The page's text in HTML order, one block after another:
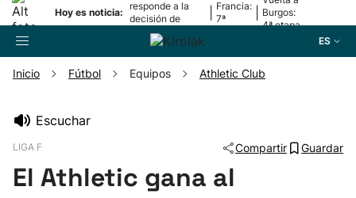
Hoy es noticia:
responde a la
decisión de
Oriamendi
Francia:
7ª
Burgos:
4ª etapa
ES
Inicio Fútbol Equipos Athletic Club
Escuchar
LIGA F Compartir Guardar
El Athletic gana al